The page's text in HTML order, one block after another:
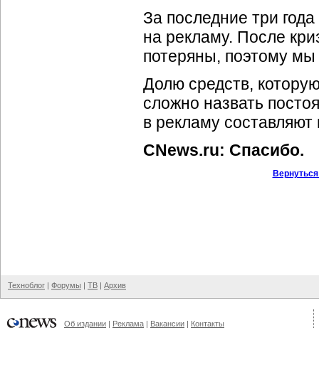
За последние три
на рекламу. После
потеряны, поэтому мы
Долю средств,
сложно назвать
в рекламу
CNews.ru: Спасибо.
Техноблог | Форумы | ТВ | Архив
Об издании | Реклама | Вакансии | Контакты